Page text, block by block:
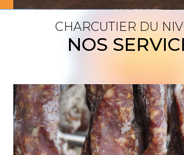
CHARCUTIER DU
NOS